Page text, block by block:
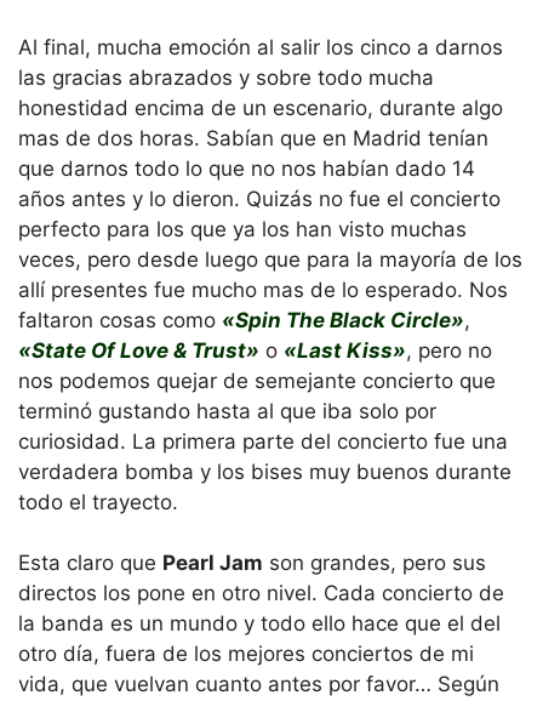
Al final, mucha emoción al salir los cinco a darnos
las gracias abrazados y sobre todo mucha
honestidad encima de un escenario, durante algo
mas de dos horas. Sabían que en Madrid tenían
que darnos todo lo que no nos habían dado 14
años antes y lo dieron. Quizás no fue el concierto
perfecto para los que ya los han visto muchas
veces, pero desde luego que para la mayoría de los
allí presentes fue mucho mas de lo esperado. Nos
faltaron cosas como «Spin The Black Circle»,
«State Of Love & Trust» o «Last Kiss», pero no
nos podemos quejar de semejante concierto que
terminó gustando hasta al que iba solo por
curiosidad. La primera parte del concierto fue una
verdadera bomba y los bises muy buenos durante
todo el trayecto.
Esta claro que Pearl Jam son grandes, pero sus
directos los pone en otro nivel. Cada concierto de
la banda es un mundo y todo ello hace que el del
otro día, fuera de los mejores conciertos de mi
vida, que vuelvan cuanto antes por favor… Según